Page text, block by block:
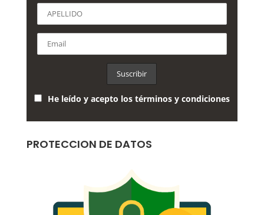
He leído y acepto los términos y condiciones
PROTECCION DE DATOS